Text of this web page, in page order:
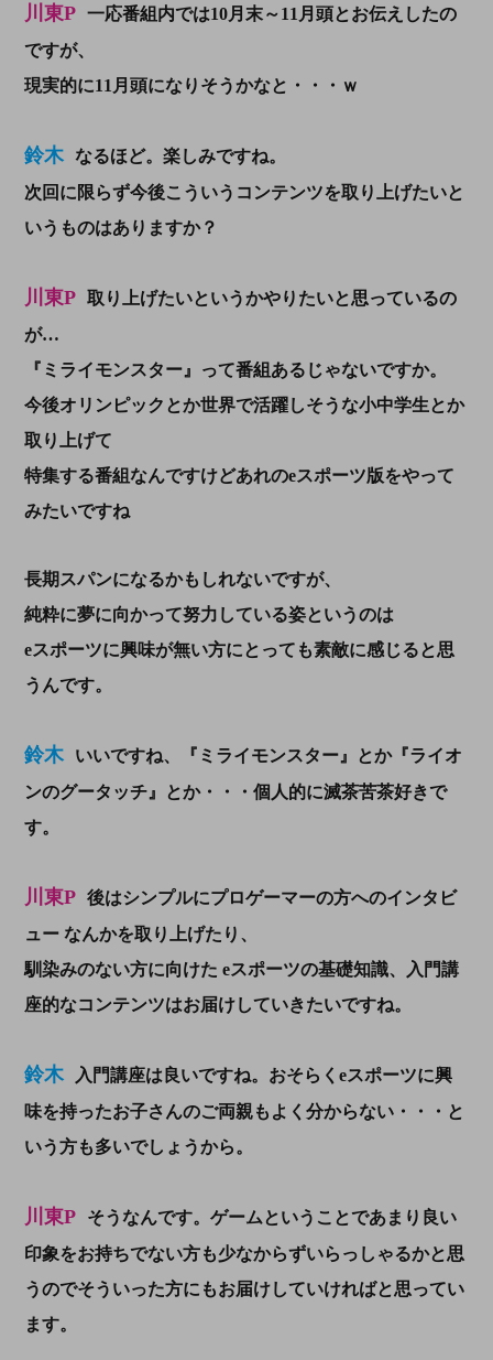
川東P
一応番組内では10月末～11月頭とお伝えしたの
ですが、
現実的に11月頭になりそうかなと・・・ｗ
鈴木
なるほど。楽しみですね。
次回に限らず今後こういうコンテンツを取り上げたいと
いうものはありますか？
川東P
取り上げたいというかやりたいと思っているの
が…
『ミライモンスター』って番組あるじゃないですか。
今後オリンピックとか世界で活躍しそうな小中学生とか
取り上げて
特集する番組なんですけどあれのeスポーツ版をやって
みたいですね
長期スパンになるかもしれないですが、
純粋に夢に向かって努力している姿というのは
eスポーツに興味が無い方にとっても素敵に感じると思
うんです。
鈴木
いいですね、『ミライモンスター』とか『ライオ
ンのグータッチ』とか・・・個人的に滅茶苦茶好きで
す。
川東P 後はシンプルにプロゲーマーの方へのインタビ
ューなんかを取り上げたり、
馴染みのない方に向けた eスポーツの基礎知識、入門講
座的なコンテンツはお届けしていきたいですね。
鈴木
入門講座は良いですね。おそらくeスポーツに興
味を持ったお子さんのご両親もよく分からない・・・と
いう方も多いでしょうから。
川東P
そうなんです。ゲームということであまり良い
印象をお持ちでない方も少なからずいらっしゃるかと思
うのでそういった方にもお届けしていければと思ってい
ます。